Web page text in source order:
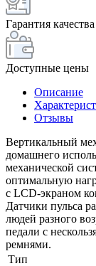
Гарантия качества
Доступные цены
Описание
Отзывы
Вертикальный
домашнего
механической
оптимальную
с LCD-экраном
Датчики пульса
людей разного
педали с
ремнями.
Тип